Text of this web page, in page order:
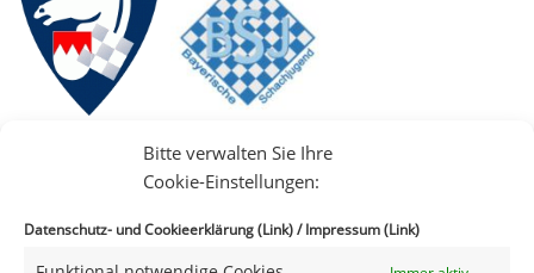
Bitte verwalten Sie Ihre
Cookie-Einstellungen:
Datenschutz- und Cookieerklärung (Link)/Impressum (Link)